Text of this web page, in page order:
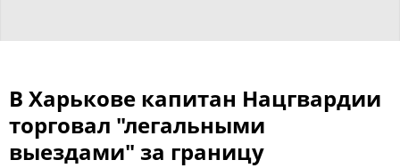
В Харькове капитан Нацгвардии
торговал "легальными
выездами" за границу